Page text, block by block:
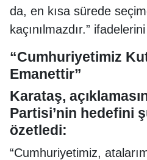
da, en kısa sürede
kaçınılmazdır.”
“Cumhuriyetimiz
Emanettir”
Karataş,
Partisi’nin hedefini
özetledi:
“Cumhuriyetimiz,